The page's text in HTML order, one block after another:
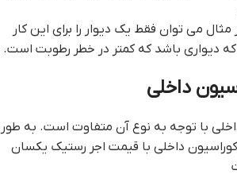
مثال می توان فقط یک دیوار را برای این کار
که دیواری باشد که کمتر در خطر رطوبت است.
داخلی
با توجه به نوع آن متفاوت است. به طور
داخلی با قیمت اجر رستیک یکسان